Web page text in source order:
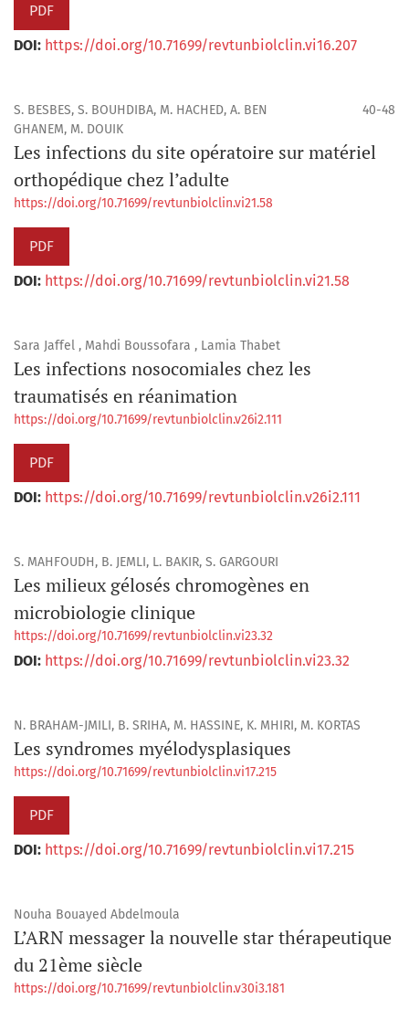
PDF
DOI: https://doi.org/10.71699/revtunbiolclin.vi16.207
S. BESBES, S. BOUHDIBA, M. HACHED, A. BEN
GHANEM, M. DOUIK
40-48
Les infections du site opératoire sur matériel
orthopédique chez l’adulte
https://doi.org/10.71699/revtunbiolclin.vi21.58
PDF
DOI: https://doi.org/10.71699/revtunbiolclin.vi21.58
Sara Jaffel , Mahdi Boussofara , Lamia Thabet
Les infections nosocomiales chez les
traumatisés en réanimation
https://doi.org/10.71699/revtunbiolclin.v26i2.111
PDF
DOI: https://doi.org/10.71699/revtunbiolclin.v26i2.111
S. MAHFOUDH, B. JEMLI, L. BAKIR, S. GARGOURI
Les milieux gélosés chromogènes en
microbiologie clinique
https://doi.org/10.71699/revtunbiolclin.vi23.32
DOI: https://doi.org/10.71699/revtunbiolclin.vi23.32
N. BRAHAM-JMILI, B. SRIHA, M. HASSINE, K. MHIRI, M. KORTAS
Les syndromes myélodysplasiques
https://doi.org/10.71699/revtunbiolclin.vi17.215
PDF
DOI: https://doi.org/10.71699/revtunbiolclin.vi17.215
Nouha Bouayed Abdelmoula
L’ARN messager la nouvelle star thérapeutique
du 21ème siècle
https://doi.org/10.71699/revtunbiolclin.v30i3.181